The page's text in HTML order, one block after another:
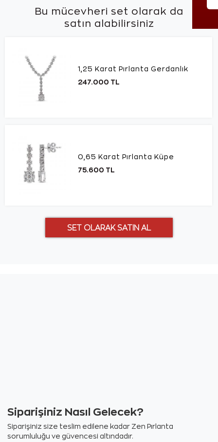
Bu mücevheri set olarak da
satın alabilirsiniz
1,25 Karat Pırlanta Gerdanlık
247.000 TL
0,65 Karat Pırlanta Küpe
75.600 TL
Siparişiniz Nasıl Gelecek?
Siparişiniz size teslim edilene kadar Zen Pırlanta
sorumluluğu ve güvencesi altındadır.